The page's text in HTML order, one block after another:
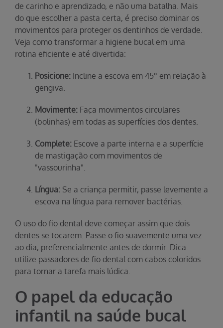
de carinho e aprendizado, e não uma batalha. Mais
do que escolher a pasta certa, é preciso dominar os
movimentos para proteger os dentinhos de verdade.
Veja como transformar a higiene bucal em uma
rotina eficiente e até divertida:
Posicione: Incline a escova em 45° em relação à
gengiva.
Movimente: Faça movimentos circulares
(bolinhas) em todas as superfícies dos dentes.
Complete: Escove a parte interna e a superfície
de mastigação com movimentos de
"vassourinha".
Língua: Se a criança permitir, passe levemente a
escova na língua para remover bactérias.
O uso do fio dental deve começar assim que dois
dentes se tocarem. Passe o fio suavemente uma vez
ao dia, preferencialmente antes de dormir. Dica:
utilize passadores de fio dental com cabos coloridos
para tornar a tarefa mais lúdica.
O papel da educação
infantil na saúde bucal